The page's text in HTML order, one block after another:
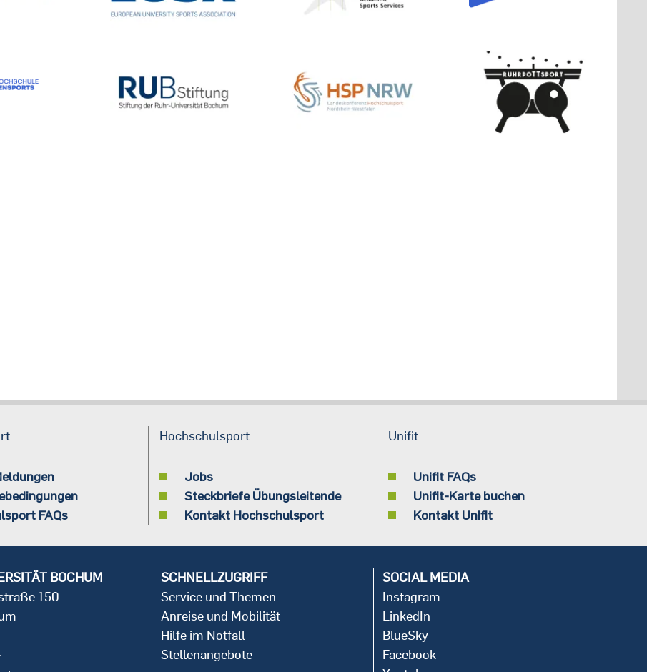
FAQs
Hochschulsport
Jobs
Steckbriefe Übungsleitende
Kontakt Hochschulsport
Unifit
Unifit FAQs
Unifit-Karte buchen
Kontakt Unifit
BOCHUM
150
SCHNELLZUGRIFF
Service und Themen
Anreise und Mobilität
Hilfe im Notfall
Stellenangebote
SOCIAL MEDIA
Instagram
LinkedIn
BlueSky
Facebook